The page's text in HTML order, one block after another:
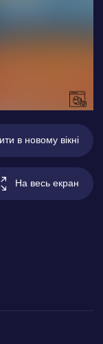
в новому вікні
На весь екран